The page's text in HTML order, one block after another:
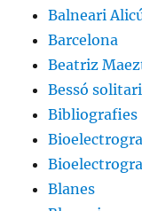
Balneari
Barcelona
Beatriz
Bessó solitari
Bibliografies
Blanes